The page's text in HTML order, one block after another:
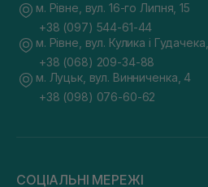
м. Рівне, вул. 16-го Липня, 15
+38 (097) 544-61-44
м. Рівне, вул. Кулика і
+38 (068) 209-34-88
м. Луцьк, вул. Винниченка, 4
+38 (098) 076-60-62
СОЦІАЛЬНІ МЕРЕЖІ